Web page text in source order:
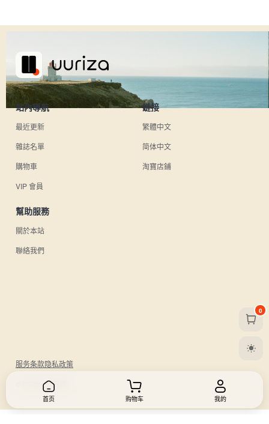
站內導航
最近更新
雜誌名單
購物車
VIP 會員
鏈接
繁體中文
简体中文
淘寶店鋪
幫助服務
關於本站
聯絡我們
服务条款隐私政策
© 2026 UU日雜.
0
首页 购物车 我的